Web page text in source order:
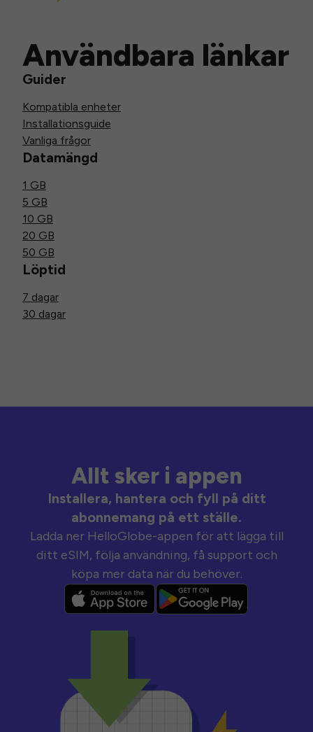
Användbara länkar
Guider
Kompatibla enheter
Installationsguide
Vanliga frågor
Datamängd
1 GB
5 GB
10 GB
20 GB
50 GB
Löptid
7 dagar
30 dagar
Allt sker i appen
Installera, hantera och fyll på ditt
abonnemang på ett ställe.
Ladda ner HelloGlobe-appen för att lägga till
ditt eSIM, följa användning, få support och
köpa mer data när du behöver.